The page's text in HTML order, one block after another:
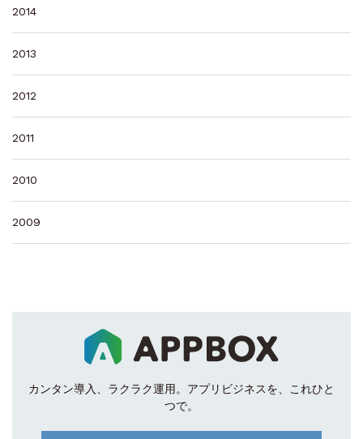
2014
2013
2012
2011
2010
2009
カンタン導入、ラクラク運用。 アプリビジネスを、これひと
つで。